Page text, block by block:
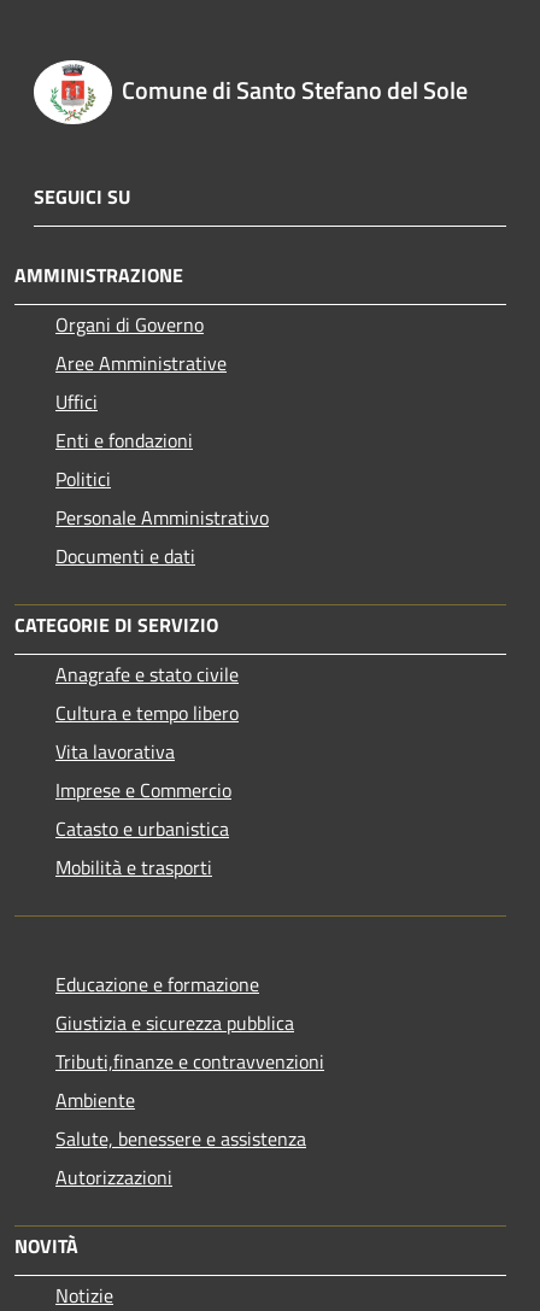
Comune di Santo Stefano del Sole
SEGUICI SU
AMMINISTRAZIONE
Organi di Governo
Aree Amministrative
Uffici
Enti e fondazioni
Politici
Personale Amministrativo
Documenti e dati
CATEGORIE DI SERVIZIO
Anagrafe e stato civile
Cultura e tempo libero
Vita lavorativa
Imprese e Commercio
Catasto e urbanistica
Mobilità e trasporti
Educazione e formazione
Giustizia e sicurezza pubblica
Tributi,finanze e contravvenzioni
Ambiente
Salute, benessere e assistenza
Autorizzazioni
NOVITÀ
Notizie